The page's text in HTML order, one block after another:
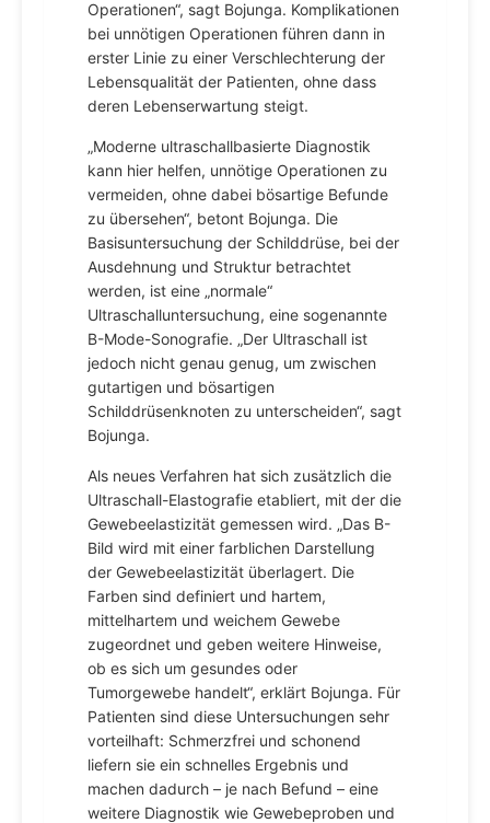
Operationen“, sagt Bojunga. Komplikationen
bei unnötigen Operationen führen dann in
erster Linie zu einer Verschlechterung der
Lebensqualität der Patienten, ohne dass
deren Lebenserwartung steigt.
„Moderne ultraschallbasierte Diagnostik
kann hier helfen, unnötige Operationen zu
vermeiden, ohne dabei bösartige Befunde
zu übersehen“, betont Bojunga. Die
Basisuntersuchung der Schilddrüse, bei der
Ausdehnung und Struktur betrachtet
werden, ist eine „normale“
Ultraschalluntersuchung, eine sogenannte
B-Mode-Sonografie. „Der Ultraschall ist
jedoch nicht genau genug, um zwischen
gutartigen und bösartigen
Schilddrüsenknoten zu unterscheiden“, sagt
Bojunga.
Als neues Verfahren hat sich zusätzlich die
Ultraschall-Elastografie etabliert, mit der die
Gewebeelastizität gemessen wird. „Das B-
Bild wird mit einer farblichen Darstellung
der Gewebeelastizität überlagert. Die
Farben sind definiert und hartem,
mittelhartem und weichem Gewebe
zugeordnet und geben weitere Hinweise,
ob es sich um gesundes oder
Tumorgewebe handelt“, erklärt Bojunga. Für
Patienten sind diese Untersuchungen sehr
vorteilhaft: Schmerzfrei und schonend
liefern sie ein schnelles Ergebnis und
machen dadurch – je nach Befund – eine
weitere Diagnostik wie Gewebeproben und